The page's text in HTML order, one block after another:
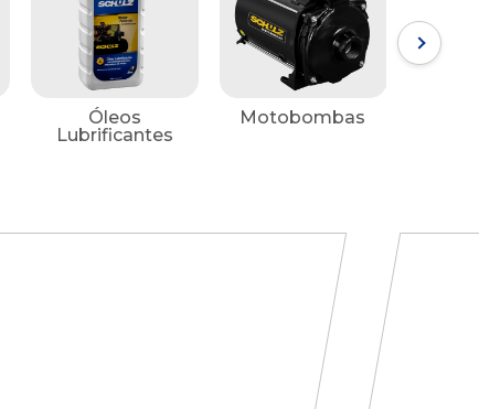
Óleos
Lubrificantes
Motobombas